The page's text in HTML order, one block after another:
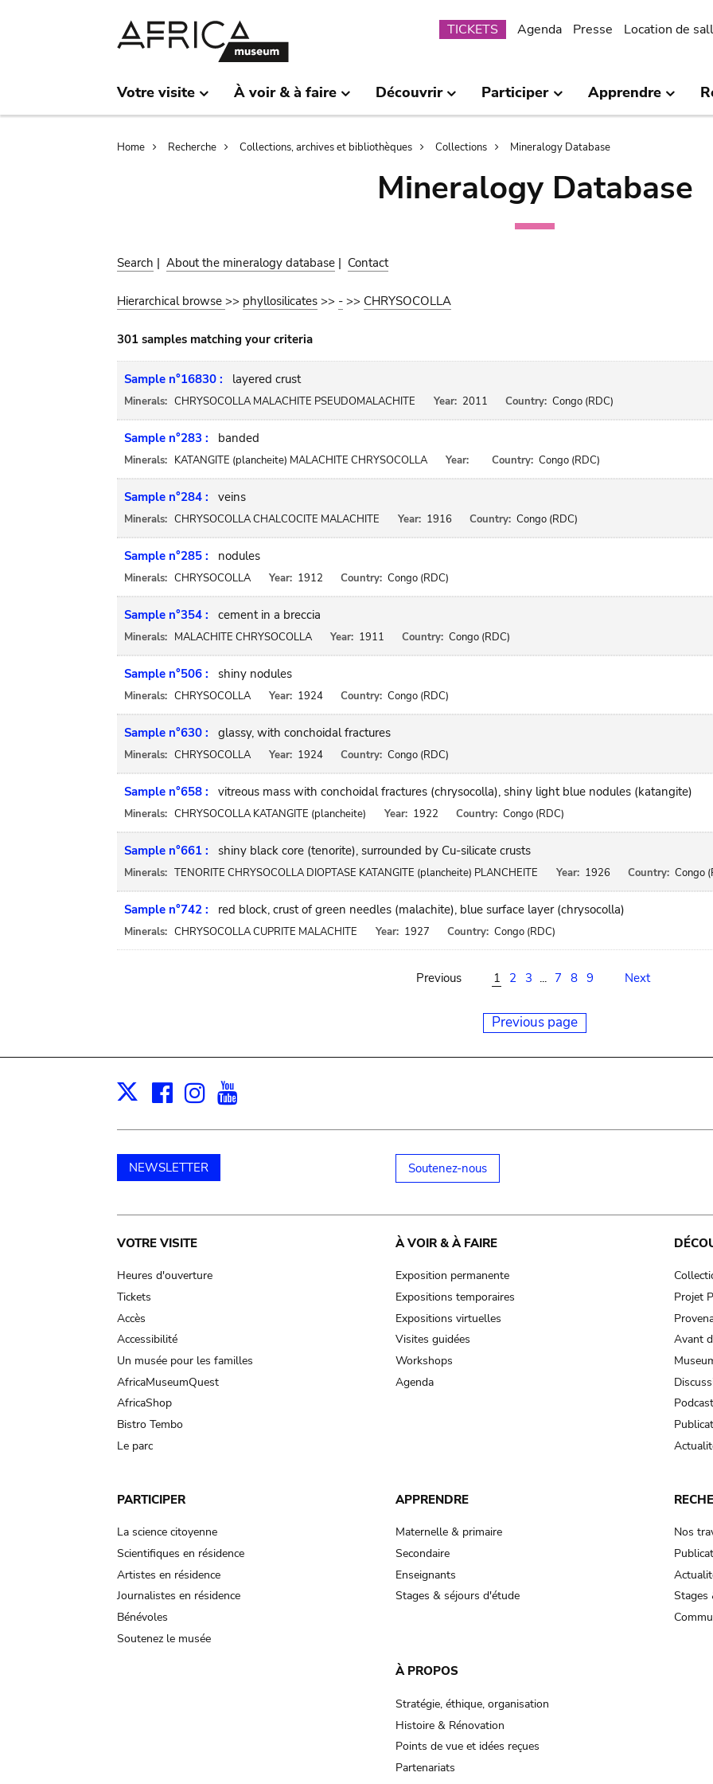
Submenu
TICKETS Agenda Presse Location de
Votre visite À voir & à faire Découvrir Participer Apprendre
Breadcrumb
Home Recherche Collections, archives et bibliothèques Collections Mineralogy Database
Mineralogy Database
Search | About the mineralogy database | Contact
Hierarchical browse >> phyllosilicates >> - >> CHRYSOCOLLA
301 samples matching your criteria
Sample n°16830 : layered crust
Minerals: CHRYSOCOLLA MALACHITE PSEUDOMALACHITE Year: 2011 Country: Congo (RDC)
Sample n°283 : banded
Minerals: KATANGITE (plancheite) MALACHITE CHRYSOCOLLA Year: Country: Congo (RDC)
Sample n°284 : veins
Minerals: CHRYSOCOLLA CHALCOCITE MALACHITE Year: 1916 Country: Congo (RDC)
Sample n°285 : nodules
Minerals: CHRYSOCOLLA Year: 1912 Country: Congo (RDC)
Sample n°354 : cement in a breccia
Minerals: MALACHITE CHRYSOCOLLA Year: 1911 Country: Congo (RDC)
Sample n°506 : shiny nodules
Minerals: CHRYSOCOLLA Year: 1924 Country: Congo (RDC)
Sample n°630 : glassy, with conchoidal fractures
Minerals: CHRYSOCOLLA Year: 1924 Country: Congo (RDC)
Sample n°658 : vitreous mass with conchoidal fractures (chrysocolla), shiny light blue nodules (katangite)
Minerals: CHRYSOCOLLA KATANGITE (plancheite) Year: 1922 Country: Congo (RDC)
Sample n°661 : shiny black core (tenorite), surrounded by Cu-silicate crusts
Minerals: TENORITE CHRYSOCOLLA DIOPTASE KATANGITE (plancheite) PLANCHEITE Year: 1926 Country: Congo
Sample n°742 : red block, crust of green needles (malachite), blue surface layer (chrysocolla)
Minerals: CHRYSOCOLLA CUPRITE MALACHITE Year: 1927 Country: Congo (RDC)
Previous 1 2 3 ... 7 8 9 Next
Previous page
X Facebook
Instagram
NEWSLETTER Soutenez-nous
Main
navigation
VOTRE VISITE
Heures d'ouverture
Tickets
Accès
Accessibilité
Un musée pour les familles
AfricaMuseumQuest
AfricaShop
Bistro Tembo
Le parc
À VOIR & À FAIRE
Exposition permanente
Expositions temporaires
Expositions virtuelles
Visites guidées
Workshops
Agenda
Projet
Avant
PARTICIPER
La science citoyenne
Scientifiques en résidence
Artistes en résidence
Journalistes en résidence
Bénévoles
Soutenez le musée
APPRENDRE
Maternelle & primaire
Secondaire
Enseignants
Stages & séjours d'étude
Nos
Stages
À PROPOS
Stratégie, éthique, organisation
Histoire & Rénovation
Points de vue et idées reçues
Partenariats